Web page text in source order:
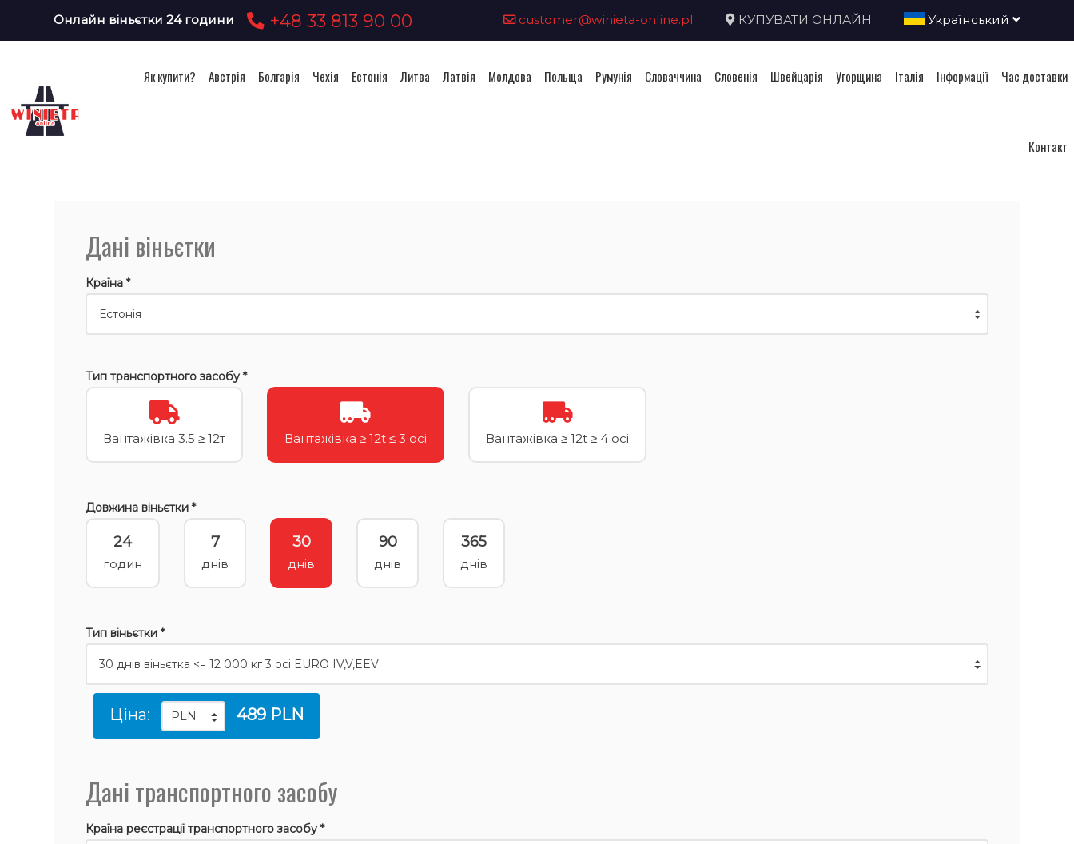
Онлайн віньєтки 24 години +48 33 813 90 00 customer@winieta-online.pl КУПУВАТИ ОНЛАЙН Український
Як купити? Австрія Болгарія Чехія Естонія Литва Латвія Молдова Польща Румунія Словаччина Словенія Швейцарія Угорщина Італія Інформації Час доставки
Контакт
Дані віньєтки
Країна *
Тип транспортного засобу *
Вантажівка 3.5 ≥ 12т Вантажівка ≥ 12t ≤ 3 осі Вантажівка ≥ 12t ≥ 4 осі
Довжина віньєтки *
24
годин
7
днів
30
днів
90
днів
365
днів
Тип віньєтки *
Ціна: 489 PLN
Дані транспортного засобу
Країна реєстрації транспортного засобу *